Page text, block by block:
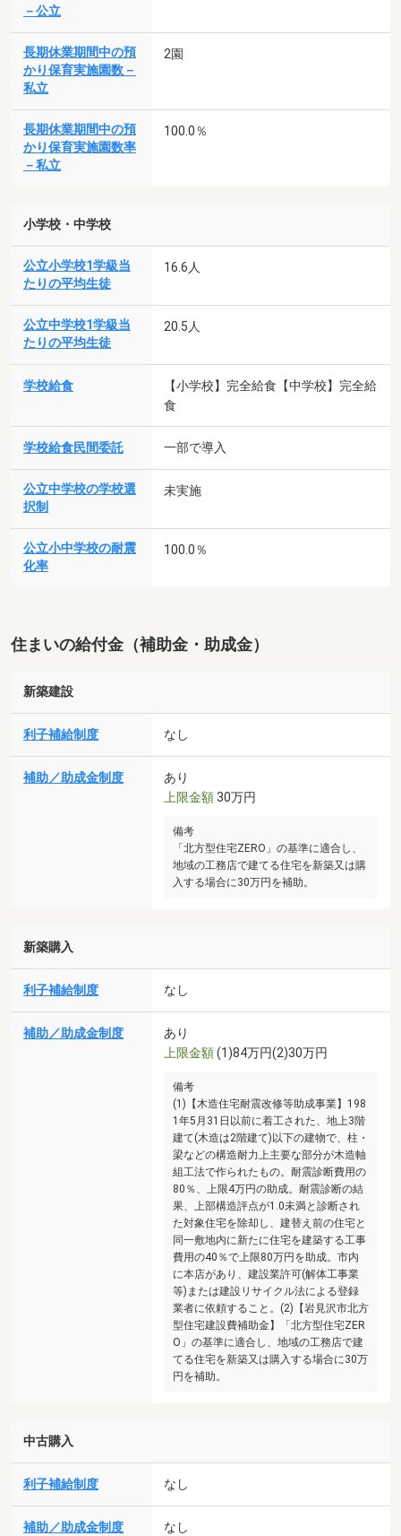
－公立
長期休業期間中の預
かり保育実施園数－
私立
2園
長期休業期間中の預
かり保育実施園数率
－私立
100.0％
小学校・中学校
公立小学校1学級当
たりの平均生徒
16.6人
公立中学校1学級当
たりの平均生徒
20.5人
学校給食
【小学校】完全給食【中学校】完全給
食
学校給食民間委託 一部で導入
公立中学校の学校選
択制
未実施
公立小中学校の耐震
化率
100.0％
住まいの給付金（補助金・助成金）
新築建設
利子補給制度 なし
補助／助成金制度
あり
上限金額30万円
備考
「北方型住宅ZERO」の基準に適合し、
地域の工務店で建てる住宅を新築又は購
入する場合に30万円を補助。
新築購入
利子補給制度 なし
補助／助成金制度
あり
上限金額(1)84万円(2)30万円
備考
(1)【木造住宅耐震改修等助成事業】198
1年5月31日以前に着工された、地上3階
建て(木造は2階建て)以下の建物で、柱・
梁などの構造耐力上主要な部分が木造軸
組工法で作られたもの。耐震診断費用の
80％、上限4万円の助成。耐震診断の結
果、上部構造評点が1.0未満と診断され
た対象住宅を除却し、建替え前の住宅と
同一敷地内に新たに住宅を建築する工事
費用の40％で上限80万円を助成。市内
に本店があり、建設業許可(解体工事業
等)または建設リサイクル法による登録
業者に依頼すること。(2)【岩見沢市北方
型住宅建設費補助金】「北方型住宅ZER
O」の基準に適合し、地域の工務店で建
てる住宅を新築又は購入する場合に30万
円を補助。
中古購入
利子補給制度 なし
補助／助成金制度 なし